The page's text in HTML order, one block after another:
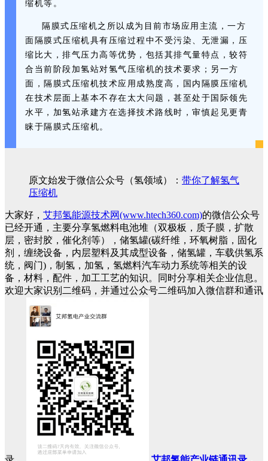
缩机等。
隔膜式压缩机之所以成为目前市场应用主流，一方
面隔膜式压缩机具有压缩过程中不受污染、无泄漏，压
缩比大，排气压力高等优势，包括其排气量特点，较符
合当前阶段加氢站对氢气压缩机的技术要求；另一方
面，隔膜式压缩机技术应用成熟度高，国内隔膜压缩机
在技术层面上基本不存在太大问题，甚至处于国际领先
水平，加氢站承建方在选择技术路线时，审慎起见更青
睐于隔膜式压缩机。
原文始发于微信公众号（氢领域）： 带你了解氢气
压缩机
大家好， 艾邦氢能源技术网(www.htech360.com)的微信公众号
已经开通，主要分享氢燃料电池堆（双极板，质子膜，扩散
层，密封胶，催化剂等），储氢罐(碳纤维，环氧树脂，固化
剂，缠绕设备，内层塑料及其成型设备，储氢罐，车载供氢系
统，阀门)，制氢，加氢，氢燃料汽车动力系统等相关的设
备，材料，配件，加工工艺的知识。同时分享相关企业信息。
欢迎大家识别二维码，并通过公众号二维码加入微信群和通讯